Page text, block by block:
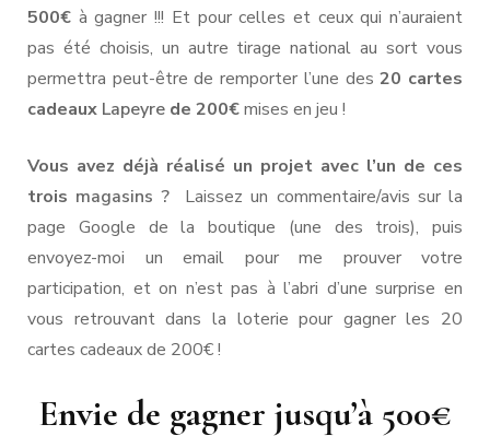
500€ à gagner !!! Et pour celles et ceux qui n’auraient
pas été choisis, un autre tirage national au sort vous
permettra peut-être de remporter l’une des20 cartes
cadeaux Lapeyre de 200€mises en jeu !
Vous avez déjà réalisé un projet avec l’un de ces
trois magasins ?
Laissez un commentaire/avis sur la
page Google de la boutique (une des trois), puis
envoyez-moi un email pour me prouver votre
participation, et on n’est pas à l’abri d’une surprise en
vous retrouvant dans la loterie pour gagner les 20
cartes cadeaux de 200€ !
Envie de gagner jusqu’à 500€